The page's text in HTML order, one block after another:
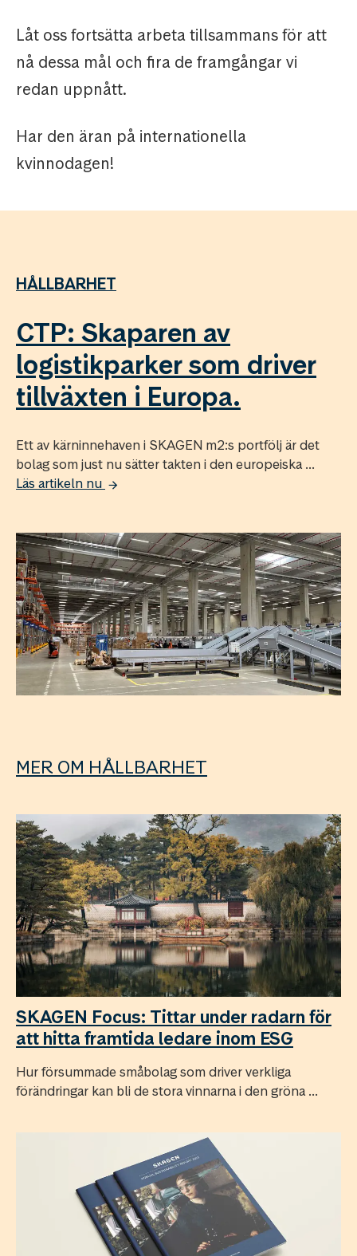
Låt oss fortsätta arbeta tillsammans för att
nå dessa mål och fira de framgångar vi
redan uppnått.
Har den äran på internationella
kvinnodagen!
HÅLLBARHET
CTP: Skaparen av
logistikparker som driver
tillväxten i Europa.
Ett av kärninnehaven i SKAGEN m2:s portfölj är det
bolag som just nu sätter takten i den europeiska ...
Läs artikeln nu
MER OM HÅLLBARHET
SKAGEN Focus: Tittar under radarn för
att hitta framtida ledare inom ESG
Hur försummade småbolag som driver verkliga
förändringar kan bli de stora vinnarna i den gröna ...